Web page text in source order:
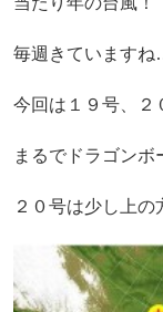
毎週きていますね
今回は１９号、２
まるでドラゴンボ
２０号は少し上の